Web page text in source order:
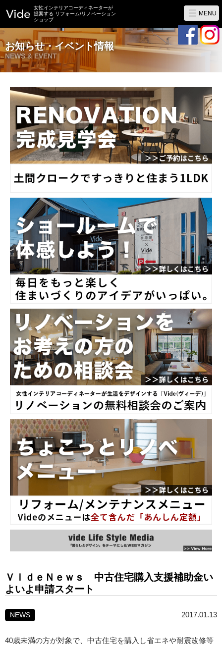
女性インテリアコーディネーターが
提案する リフォーム/リノベーション
ショップ
お知らせ・イベント情報
NEWS & EVENT
MENU
ＶｉｄｅＮｅｗｓ 中古住宅購入支援補助金い
よいよ申請スタート
NEWS 2017.01.13
40歳未満の方が対象で、中古住宅を購入し省エネや耐震改修等